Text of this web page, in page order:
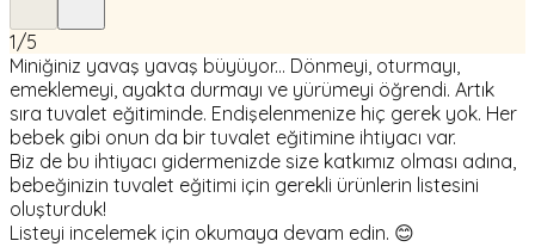
1/5
Miniğiniz yavaş yavaş büyüyor... Dönmeyi, oturmayı,
emeklemeyi, ayakta durmayı ve yürümeyi öğrendi. Artık
sıra tuvalet eğitiminde. Endişelenmenize hiç gerek yok. Her
bebek gibi onun da bir tuvalet eğitimine ihtiyacı var.
Biz de bu ihtiyacı gidermenizde size katkımız olması adına,
bebeğinizin tuvalet eğitimi için gerekli ürünlerin listesini
oluşturduk!
Listeyi incelemek için okumaya devam edin. 😊